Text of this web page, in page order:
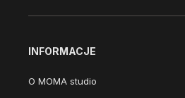
INFORMACJE
O MOMA studio